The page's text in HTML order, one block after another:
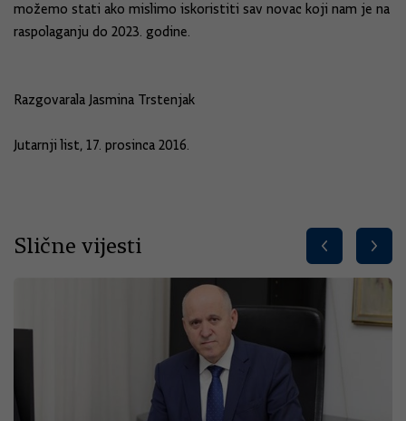
možemo stati ako mislimo iskoristiti sav novac koji nam je na
raspolaganju do 2023. godine.
Razgovarala Jasmina Trstenjak
Jutarnji list, 17. prosinca 2016.
Slične vijesti